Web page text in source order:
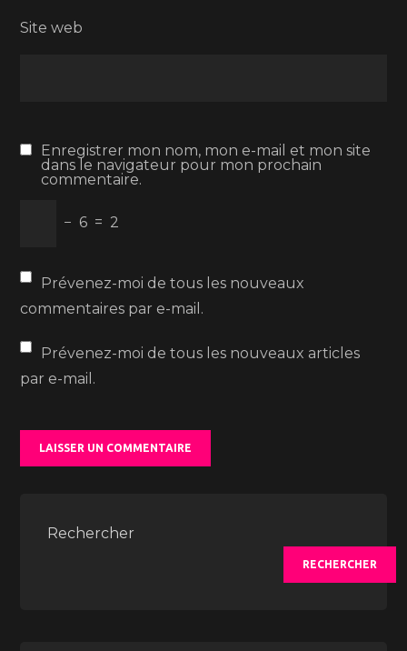
Site web
Enregistrer mon nom, mon e-mail et mon site
dans le navigateur pour mon prochain
commentaire.
− 6 = 2
Prévenez-moi de tous les nouveaux
commentaires par e-mail.
Prévenez-moi de tous les nouveaux articles
par e-mail.
Rechercher
RECHERCHER